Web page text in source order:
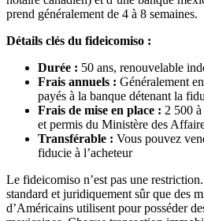
prend généralement de 4 à 8 semaines.
Détails clés du fideicomiso :
Durée : 50 ans, renouvelable
Frais annuels : Généralement
payés à la banque détenant la
Frais de mise en place : 2 500
et permis du Ministère des
Transférable : Vous pouvez
fiducie à l’acheteur
Le fideicomiso n’est pas une
standard et juridiquement sûr que des
d’Américains utilisent pour posséder